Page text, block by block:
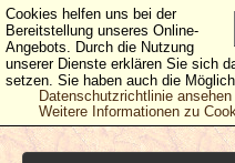
Cookies helfen uns bei der
Bereitstellung unseres Online-
Angebots. Durch die Nutzung
unserer Dienste erklären Sie sich
setzen. Sie haben auch die
Datenschutzrichtlinie ansehen
Weitere Informationen zu